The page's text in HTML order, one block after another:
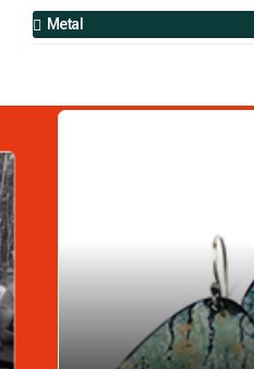
Metal